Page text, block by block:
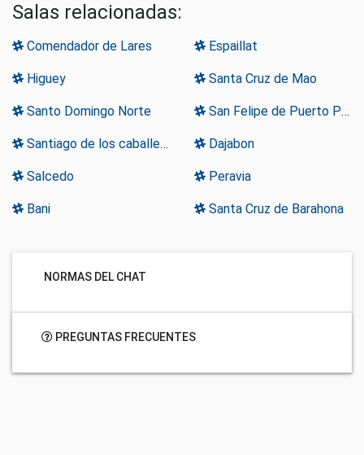
Salas relacionadas:
Comendador de Lares Espaillat
Higuey Santa Cruz de Mao
Santo Domingo Norte San Felipe de Puerto Plata
Santiago de los caballeros Dajabon
Salcedo Peravia
Bani Santa Cruz de Barahona
NORMAS DEL CHAT
PREGUNTAS FRECUENTES